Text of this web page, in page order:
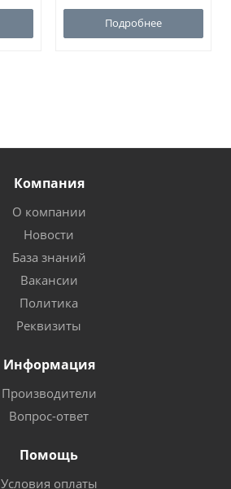
Подробнее
Компания
О компании
Новости
База знаний
Вакансии
Политика
Реквизиты
Информация
Производители
Вопрос-ответ
Помощь
Условия оплаты